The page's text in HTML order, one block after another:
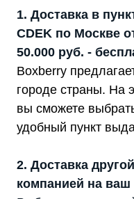
1. Доставка в
CDEK по Москве
50.000 руб. -
Boxberry
городе страны. На
вы сможете
удобный пункт
2. Доставка
компанией на